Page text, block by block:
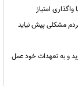
امتیاز
مشکلی پیش نیاید
و به تعهدات خود عمل